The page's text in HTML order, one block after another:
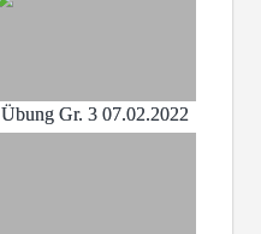
Übung Gr. 3 07.02.2022